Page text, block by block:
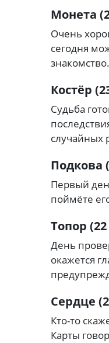
Монета
Очень
сегодня
знакомство.
Костёр
Судьба
случайных
Подкова
Первый
поймёте
Топор
День
окажется
Сердце
Кто-то
Карты